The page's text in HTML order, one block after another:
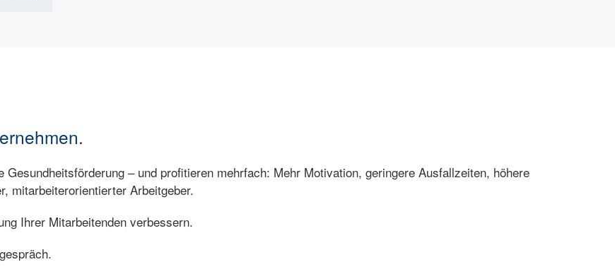
– und profitieren mehrfach: Mehr Motivation, geringere Ausfallzeiten, höhere
mitarbeiterorientierter Arbeitgeber.
Ihrer Mitarbeitenden verbessern.